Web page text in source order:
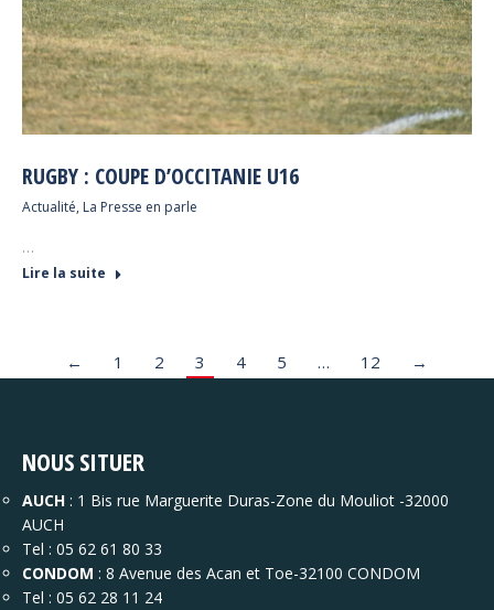
RUGBY : COUPE D’OCCITANIE U16
Actualité, La Presse en parle
…
Lire la suite
← 1 2 3 4 5 … 12 →
NOUS SITUER
AUCH : 1 Bis rue Marguerite Duras-Zone du Mouliot -32000
AUCH
Tel : 05 62 61 80 33
CONDOM : 8 Avenue des Acan et Toe-32100 CONDOM
Tel : 05 62 28 11 24